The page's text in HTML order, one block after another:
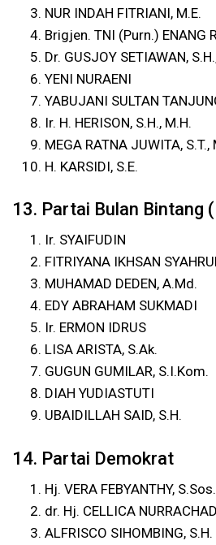
NUR INDAH FITRIANI, M.E.
Brigjen. TNI (Purn.) ENANG
Dr. GUSJOY SETIAWAN,
YENI NURAENI
YABUJANI SULTAN
Ir. H. HERISON, S.H., M.H.
MEGA RATNA JUWITA, S.T.,
H. KARSIDI, S.E.
13. Partai Bulan Bintang
Ir. SYAIFUDIN
FITRIYANA IKHSAN
MUHAMAD DEDEN, A.Md.
EDY ABRAHAM SUKMADI
Ir. ERMON IDRUS
LISA ARISTA, S.Ak.
GUGUN GUMILAR, S.I.Kom.
DIAH YUDIASTUTI
UBAIDILLAH SAID, S.H.
14. Partai Demokrat
Hj. VERA FEBYANTHY,
dr. Hj. CELLICA
ALFRISCO SIHOMBING, S.H.